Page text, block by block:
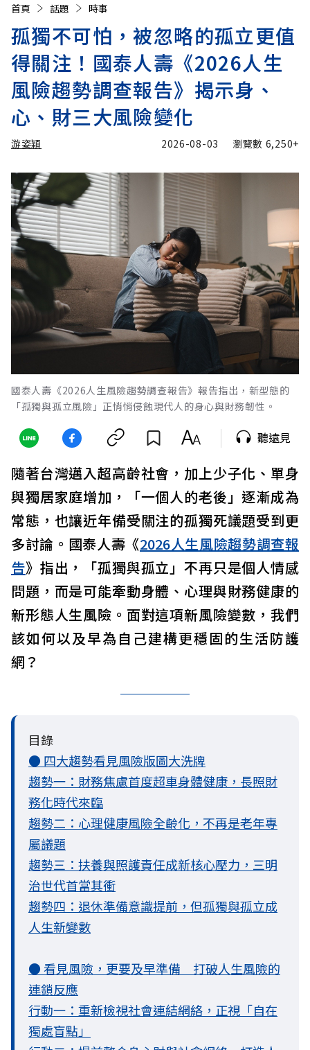
首頁 話題 時事
孤獨不可怕，被忽略的孤立更值
得關注！國泰人壽《2026人生
風險趨勢調查報告》揭示身、
心、財三大風險變化
游姿穎 2026-08-03 瀏覽數 6,250+
國泰人壽《2026人生風險趨勢調查報告》報告指出，新型態的
「孤獨與孤立風險」正悄悄侵蝕現代人的身心與財務韌性。
聽遠見
隨著台灣邁入超高齡社會，加上少子化、單身
與獨居家庭增加，「一個人的老後」逐漸成為
常態，也讓近年備受關注的孤獨死議題受到更
多討論。國泰人壽《2026人生風險趨勢調查報
告》指出，「孤獨與孤立」不再只是個人情感
問題，而是可能牽動身體、心理與財務健康的
新形態人生風險。面對這項新風險變數，我們
該如何以及早為自己建構更穩固的生活防護
網？
目錄
● 四大趨勢看見風險版圖大洗牌
趨勢一：財務焦慮首度超車身體健康，長照財
務化時代來臨
趨勢二：心理健康風險全齡化，不再是老年專
屬議題
趨勢三：扶養與照護責任成新核心壓力，三明
治世代首當其衝
趨勢四：退休準備意識提前，但孤獨與孤立成
人生新變數
● 看見風險，更要及早準備 打破人生風險的
連鎖反應
行動一：重新檢視社會連結網絡，正視「自在
獨處盲點」